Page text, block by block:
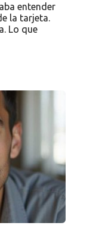
entender
la tarjeta.
Lo que